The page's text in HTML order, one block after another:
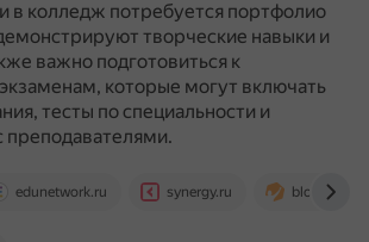
в колледж потребуется портфолио
творческие навыки и
важно подготовиться к
которые могут включать
тесты по специальности и
преподавателями.
edunetwork.ru synergy.ru